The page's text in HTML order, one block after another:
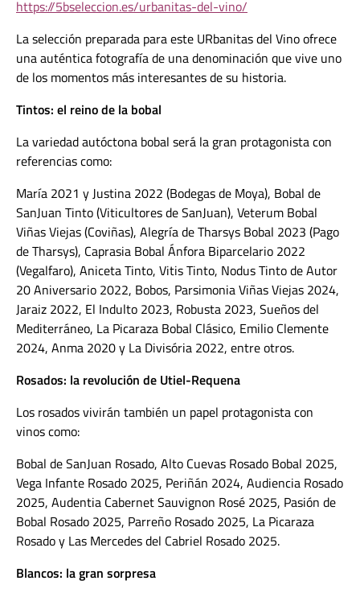
https://5bseleccion.es/urbanitas-del-vino/
La selección preparada para este URbanitas del Vino ofrece
una auténtica fotografía de una denominación que vive uno
de los momentos más interesantes de su historia.
Tintos: el reino de la bobal
La variedad autóctona bobal será la gran protagonista con
referencias como:
María 2021 y Justina 2022 (Bodegas de Moya), Bobal de
SanJuan Tinto (Viticultores de SanJuan), Veterum Bobal
Viñas Viejas (Coviñas), Alegría de Tharsys Bobal 2023 (Pago
de Tharsys), Caprasia Bobal Ánfora Biparcelario 2022
(Vegalfaro), Aniceta Tinto, Vitis Tinto, Nodus Tinto de Autor
20 Aniversario 2022, Bobos, Parsimonia Viñas Viejas 2024,
Jaraiz 2022, El Indulto 2023, Robusta 2023, Sueños del
Mediterráneo, La Picaraza Bobal Clásico, Emilio Clemente
2024, Anma 2020 y La Divisória 2022, entre otros.
Rosados: la revolución de Utiel-Requena
Los rosados vivirán también un papel protagonista con
vinos como:
Bobal de SanJuan Rosado, Alto Cuevas Rosado Bobal 2025,
Vega Infante Rosado 2025, Periñán 2024, Audiencia Rosado
2025, Audentia Cabernet Sauvignon Rosé 2025, Pasión de
Bobal Rosado 2025, Parreño Rosado 2025, La Picaraza
Rosado y Las Mercedes del Cabriel Rosado 2025.
Blancos: la gran sorpresa